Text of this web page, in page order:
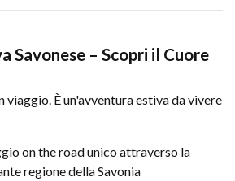
Savonese – Scopri il Cuore
viaggio. È un'avventura estiva da vivere
on the road unico attraverso la
regione della Savonia